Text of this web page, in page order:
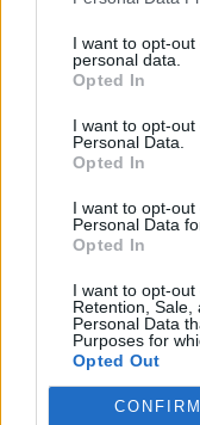
I want to opt-
personal data.
Opted In
I want to opt-
Personal Data.
Opted In
I want to opt-
Personal Data
Opted In
I want to opt-out
Retention, Sale,
Personal Data
Purposes for
Opted Out
CONFIRM
Dalgona
questa squisita